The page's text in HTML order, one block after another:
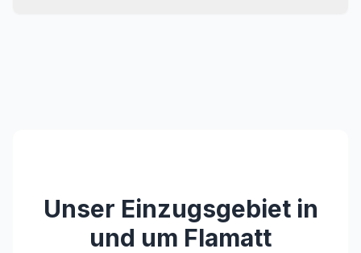
Unser Einzugsgebiet in
und um Flamatt